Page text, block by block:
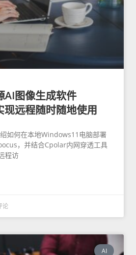
AI图像生成软件
现远程随时随地使用
如何在本地Windows11电脑部署
，并结合Cpolar内网穿透工具
程访
论
AI